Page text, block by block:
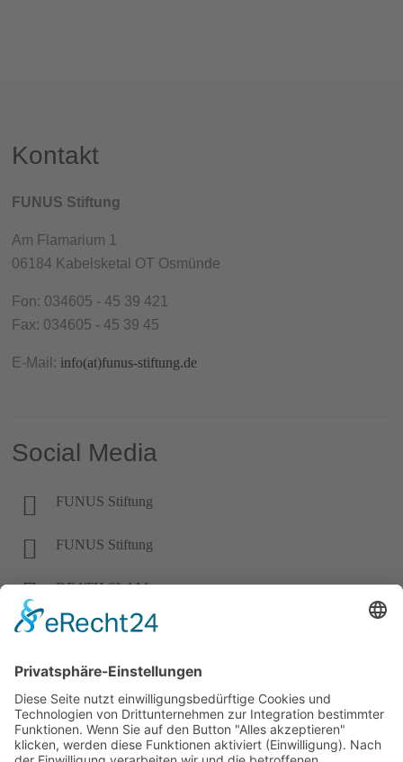
Kontakt
FUNUS Stiftung
Am Flamarium 1
06184 Kabelsketal OT Osmünde
Fon: 034605 - 45 39 421
Fax: 034605 - 45 39 45
E-Mail: info(at)funus-stiftung.de
Social Media
FUNUS Stiftung
FUNUS Stiftung
DEATH SLAM
DRUNTER & DRÜBER
Stadt der Sterblichen